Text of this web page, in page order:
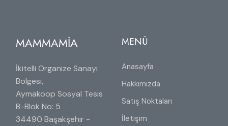
MAMMAMİA
İkitelli Organize Sanayi
Bölgesi,
Aymakoop Sosyal Tesis
B-Blok No: 5
34490 Başakşehir -
MENÜ
Anasayfa
Hakkımızda
Satış Noktaları
İletişim